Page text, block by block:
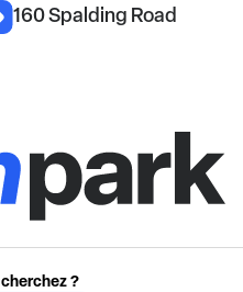
160 Spalding Road
?